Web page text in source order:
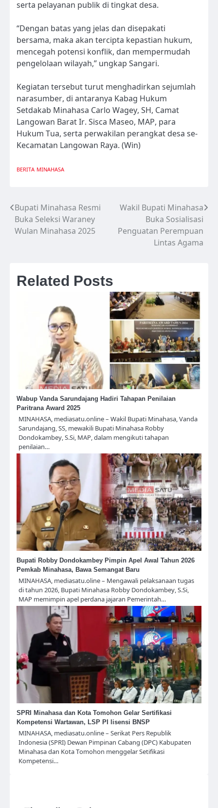
serta pelayanan publik di tingkat desa.
“Dengan batas yang jelas dan disepakati
bersama, maka akan tercipta kepastian hukum,
mencegah potensi konflik, dan mempermudah
pengelolaan wilayah,” ungkap Sangari.
Kegiatan tersebut turut menghadirkan sejumlah
narasumber, di antaranya Kabag Hukum
Setdakab Minahasa Carlo Wagey, SH, Camat
Langowan Barat Ir. Sisca Maseo, MAP, para
Hukum Tua, serta perwakilan perangkat desa se-
Kecamatan Langowan Raya. (Win)
BERITA MINAHASA
Navigasi
pos
Bupati Minahasa Resmi
Buka Seleksi Waraney
Wulan Minahasa 2025
Wakil Bupati Minahasa
Buka Sosialisasi
Penguatan Perempuan
Lintas Agama
Related Posts
Wabup Vanda Sarundajang Hadiri Tahapan Penilaian
Paritrana Award 2025
MINAHASA, mediasatu.online – Wakil Bupati Minahasa, Vanda
Sarundajang, SS, mewakili Bupati Minahasa Robby
Dondokambey, S.Si, MAP, dalam mengikuti tahapan
penilaian…
Bupati Robby Dondokambey Pimpin Apel Awal Tahun 2026
Pemkab Minahasa, Bawa Semangat Baru
MINAHASA, mediasatu.oline – Mengawali pelaksanaan tugas
di tahun 2026, Bupati Minahasa Robby Dondokambey, S.Si,
MAP memimpin apel perdana jajaran Pemerintah…
SPRI Minahasa dan Kota Tomohon Gelar Sertifikasi
Kompetensi Wartawan, LSP PI lisensi BNSP
MINAHASA, mediasatu.online – Serikat Pers Republik
Indonesia (SPRI) Dewan Pimpinan Cabang (DPC) Kabupaten
Minahasa dan Kota Tomohon menggelar Setifikasi
Kompetensi…